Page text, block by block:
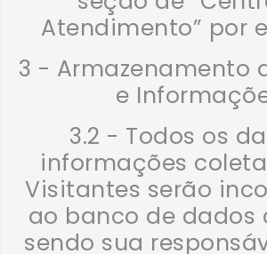
Atendimento” por
3 - Armazenamento
e
3.2 - Todos os
informações
Visitantes serão
ao banco de dados
sendo sua